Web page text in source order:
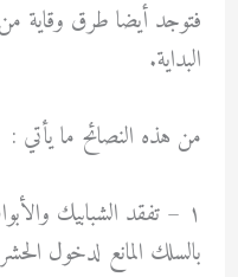
فتوجد أيضا طرق وقاية
البداية.
من هذه النصائح ما يأتي :
١ – تفقد الشبابيك
بالسلك المانع لدخول